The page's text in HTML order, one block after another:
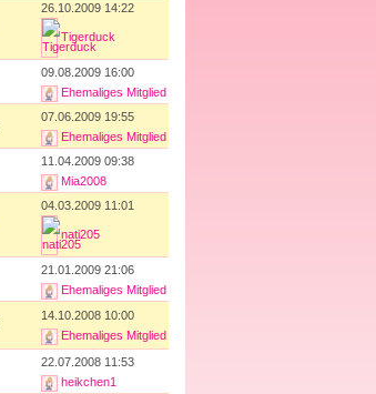
26.10.2009 14:22
Tigerduck
09.08.2009 16:00
Ehemaliges Mitglied
07.06.2009 19:55
Ehemaliges Mitglied
11.04.2009 09:38
Mia2008
04.03.2009 11:01
nati205
21.01.2009 21:06
Ehemaliges Mitglied
14.10.2008 10:00
Ehemaliges Mitglied
22.07.2008 11:53
heikchen1